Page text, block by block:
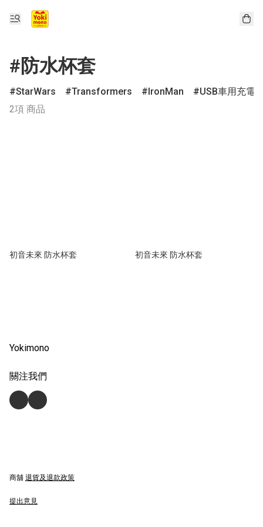
#防水杯套
StarWars Transformers IronMan
USB車用充電
2項 商品
初音未來 防水杯套 初音未來 防水杯套
Yokimono
關注我們
商舖 退貨及退款政策
提出意見